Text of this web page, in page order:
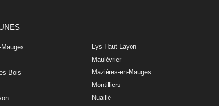
Bois
Lys-Haut-Layon
Maulévrier
Mazières-en-Mauges
Montilliers
Nuaillé